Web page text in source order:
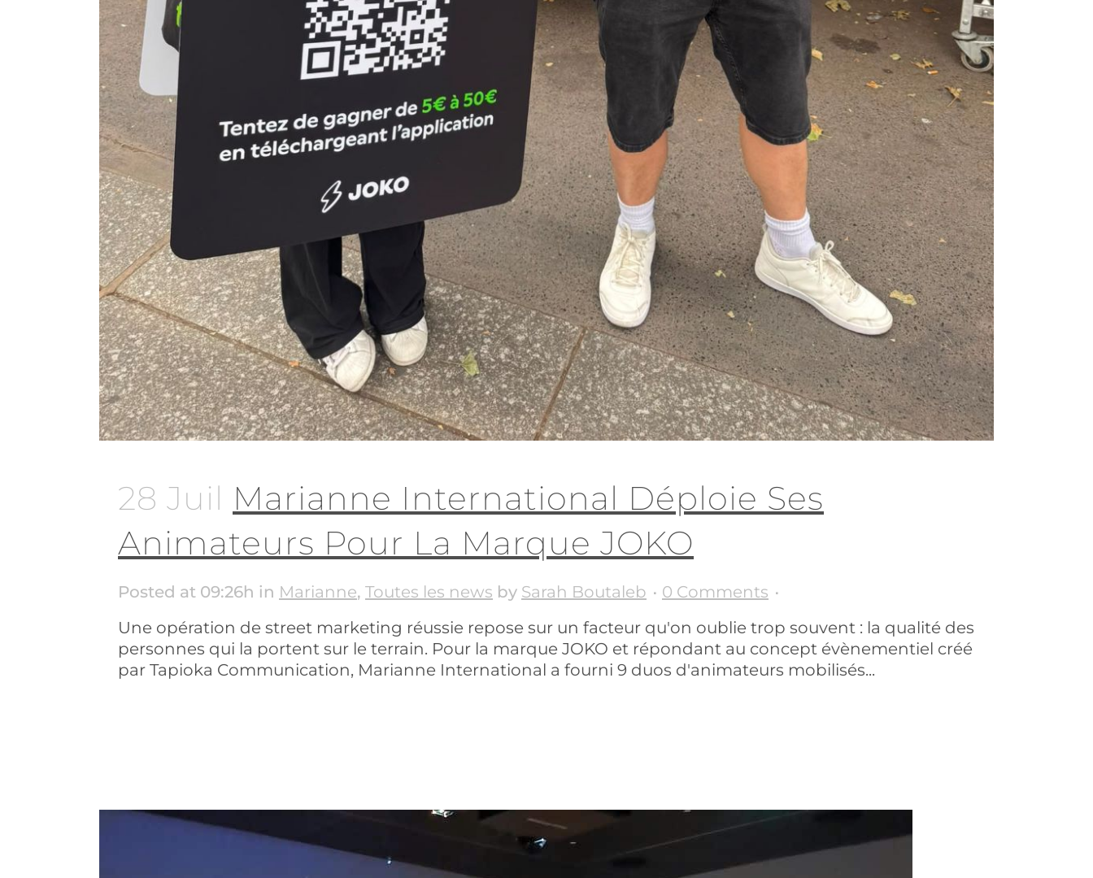
28 Juil Marianne International Déploie Ses
Animateurs Pour La Marque JOKO
Posted at 09:26h in Marianne, Toutes les news by Sarah Boutaleb
0 Comments
Une opération de street marketing réussie repose sur un facteur qu'on oublie trop souvent : la qualité des
personnes qui la portent sur le terrain. Pour la marque JOKO et répondant au concept évènementiel créé
par Tapioka Communication, Marianne International a fourni 9 duos d'animateurs mobilisés...